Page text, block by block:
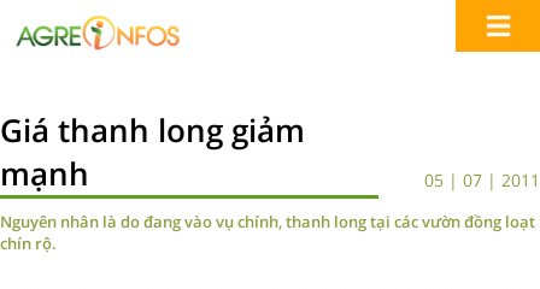
Giá thanh long giảm
mạnh
05 | 07 | 2011
Nguyên nhân là do đang vào vụ chính, thanh long tại các vườn đồng loạt
chín rộ.